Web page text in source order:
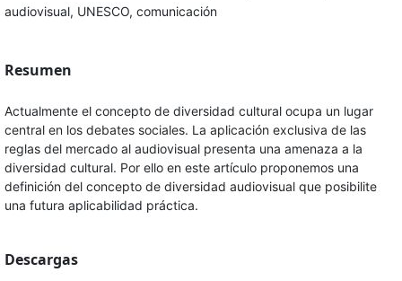
audiovisual, UNESCO, comunicación
Resumen
Actualmente el concepto de diversidad cultural ocupa un lugar
central en los debates sociales. La aplicación exclusiva de las
reglas del mercado al audiovisual presenta una amenaza a la
diversidad cultural. Por ello en este artículo proponemos una
definición del concepto de diversidad audiovisual que posibilite
una futura aplicabilidad práctica.
Descargas